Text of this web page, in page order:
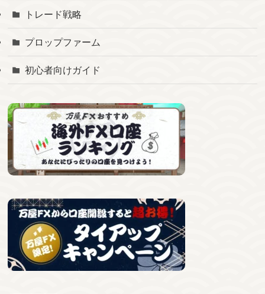
トレード戦略
プロップファーム
初心者向けガイド